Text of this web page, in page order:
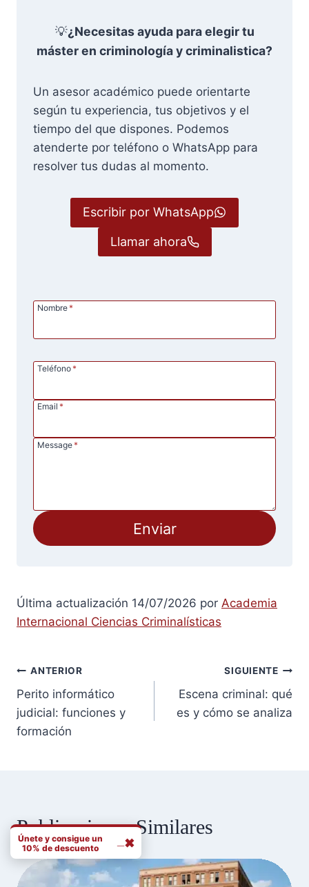
💡¿Necesitas ayuda para elegir tu
máster en criminología y criminalistica?
Un asesor académico puede orientarte
según tu experiencia, tus objetivos y el
tiempo del que dispones. Podemos
atenderte por teléfono o WhatsApp para
resolver tus dudas al momento.
Escribir por WhatsApp
Llamar ahora
Nombre*
Teléfono*
Email *
Message*
Enviar
Última actualización 14/07/2026 por Academia
Internacional Ciencias Criminalísticas
Navegación
de
entradas
ANTERIOR
Perito informático
judicial: funciones y
formación
SIGUIENTE
Escena criminal: qué
es y cómo se analiza
Publicaciones Similares
Únete y consigue un
10% de descuento
✖
Nombre Correo